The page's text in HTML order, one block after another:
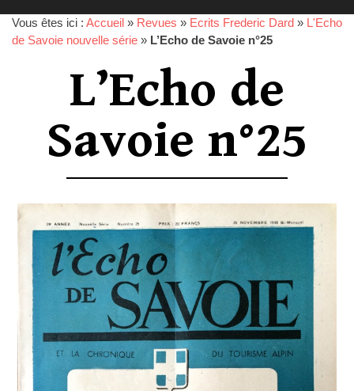
Vous êtes ici : Accueil » Revues » Ecrits Frederic Dard » L'Echo
de Savoie nouvelle série » L’Echo de Savoie n°25
L’Echo de
Savoie n°25